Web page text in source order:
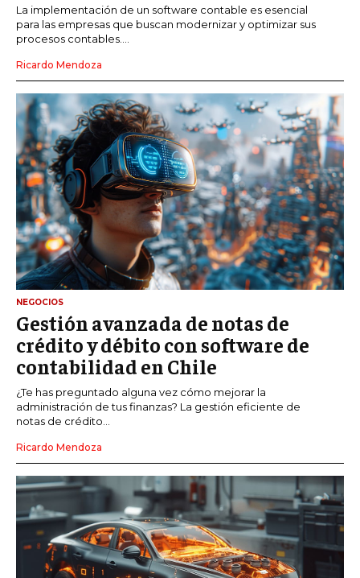
La implementación de un software contable es esencial
para las empresas que buscan modernizar y optimizar sus
procesos contables....
Ricardo Mendoza
NEGOCIOS
Gestión avanzada de notas de
crédito y débito con software de
contabilidad en Chile
¿Te has preguntado alguna vez cómo mejorar la
administración de tus finanzas? La gestión eficiente de
notas de crédito...
Ricardo Mendoza